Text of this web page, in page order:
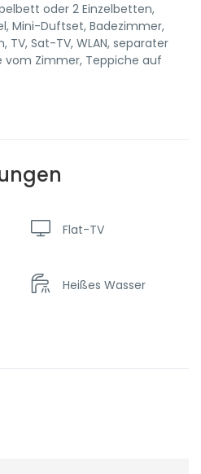
oder 2 Einzelbetten,
Mini-Duftset, Badezimmer,
TV, Sat-TV, WLAN, separater
vom Zimmer, Teppiche auf
Flat-TV
Heißes Wasser